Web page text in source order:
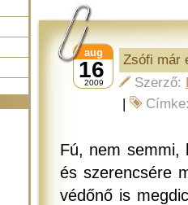
16
aug
2009
Zsófi már
Szerző:
|
Fú, nem semmi,
és szerencsére
védőnő is